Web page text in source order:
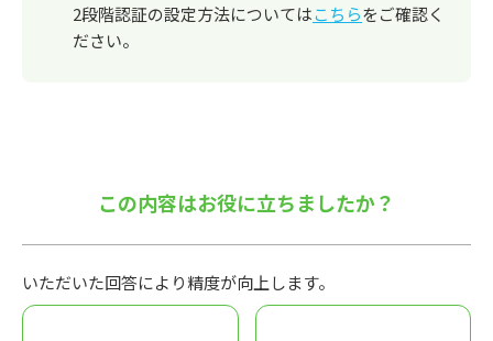
2段階認証の設定方法についてはこちらをご確認く
ださい。
この内容はお役に立ちましたか？
いただいた回答により精度が向上します。